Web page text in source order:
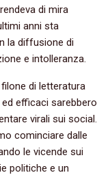
di mira
anni sta
la diffusione di
e intolleranza.
di letteratura
efficaci sarebbero
virali sui social.
cominciare dalle
le vicende sui
politiche e un